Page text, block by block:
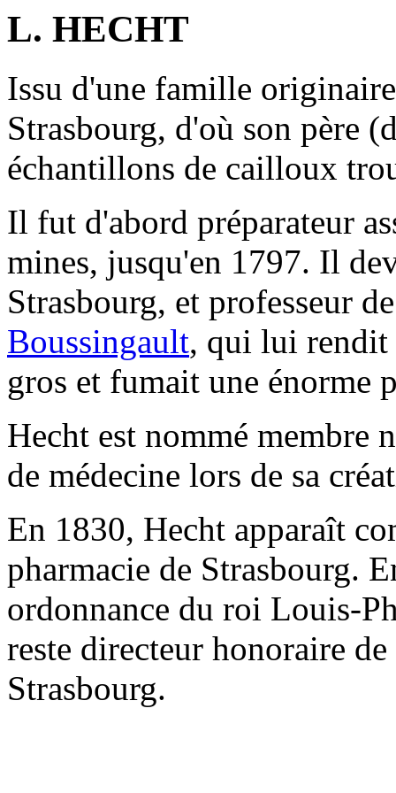
L. HECHT
Issu d'une famille
Strasbourg, d'où son père
échantillons de cailloux
Il fut d'abord préparateur
mines, jusqu'en 1797. Il
Strasbourg, et professeur
Boussingault, qui lui rendit
gros et fumait une énorme
Hecht est nommé membre
de médecine lors de sa
En 1830, Hecht apparaît
pharmacie de Strasbourg.
ordonnance du roi Louis-
reste directeur honoraire
Strasbourg.